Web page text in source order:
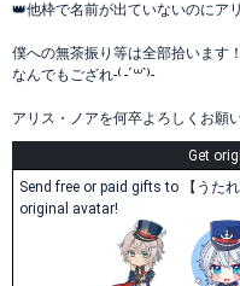
👑他枠で名前が出ていないのにア
僕への無茶振り等は全部拾います！
なんでもござれ-⁽ -´꒳`⁾-
アリス・ノアを何卒よろしくお願
Get
Send free or paid gifts to 【うた
original avatar!